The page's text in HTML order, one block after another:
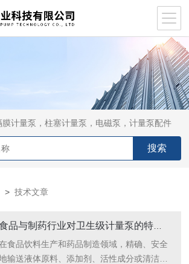
膜计量泵，柱塞计量泵，电磁泵，计量泵配件
>技术文章
食品饮料生产和药品制造领域，精确、安全
输送液体原料、添加剂、活性成分或清洁溶